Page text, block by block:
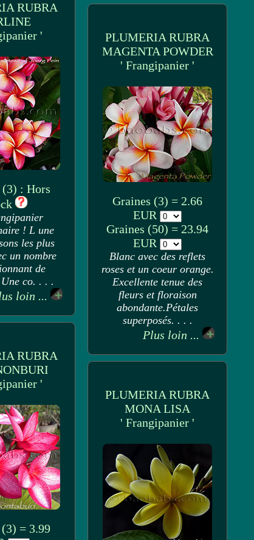
RUBRA
'
(3) : Hors
! L une
les plus
un nombre
de
co. . . .
loin ...
PLUMERIA RUBRA
MAGENTA POWDER
' Frangipanier '
Graines (3) = 2.66
EUR
Graines (50) = 23.94
EUR
Blanc avec des reflets
roses et un coeur orange.
Excellente tenue des
fleurs et floraison
abondante.Pétales
superposés. . . .
Plus loin ...
RUBRA
'
= 3.99
PLUMERIA RUBRA
MONA LISA
' Frangipanier '